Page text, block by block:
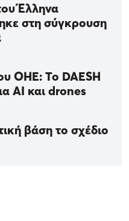
Έλληνα
στη σύγκρουση
ΟΗΕ: Το DAESH
ΑΙ και drones
βάση το σχέδιο